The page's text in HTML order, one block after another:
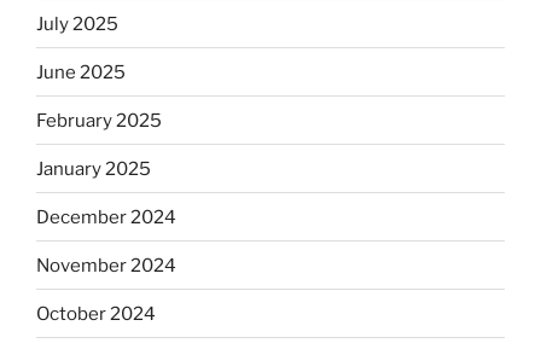
July 2025
June 2025
February 2025
January 2025
December 2024
November 2024
October 2024